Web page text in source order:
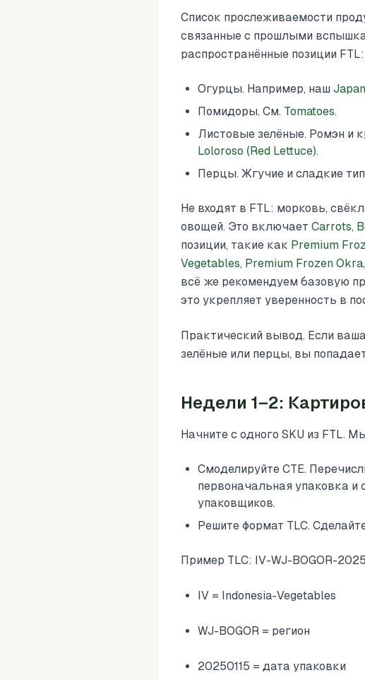
Список прослеживаемости
связанные с прошлыми
распространённые позиции FTL:
Огурцы. Например, наш
Помидоры. См. Tomatoes.
Листовые зелёные. Ромэн и
Loloroso (Red Lettuce).
Перцы. Жгучие и сладкие
Не входят в FTL: морковь,
овощей. Это включает Carrots,
позиции, такие как Premium
Vegetables, Premium Frozen Okra,
всё же рекомендуем базовую
это укрепляет уверенность в
Практический вывод. Если
зелёные или перцы, вы
Недели 1–2:
Начните с одного SKU из FTL.
Смоделируйте CTE.
первоначальная упаковка и
упаковщиков.
Решите формат TLC.
Пример TLC: IV-WJ-BOGOR-
IV = Indonesia-Vegetables
WJ-BOGOR = регион
20250115 = дата упаковки